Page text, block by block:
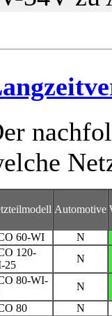
Automotive
60-WI
N
120-
25
N
80-WI-
N
80
N